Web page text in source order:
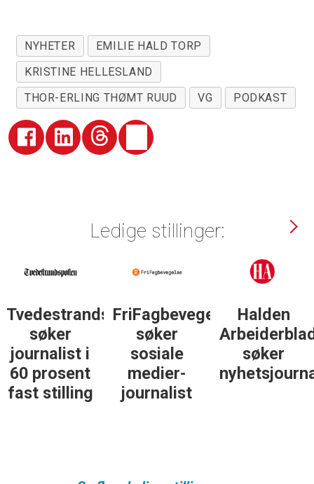
NYHETER
EMILIE HALD TORP
KRISTINE HELLESLAND
THOR-ERLING THØMT RUUD
VG PODKAST
Ledige stillinger:
Tvedestrandsposten
søker
journalist i
60 prosent
fast stilling
FriFagbevegelse
søker
sosiale
medier-
journalist
Halden
søker